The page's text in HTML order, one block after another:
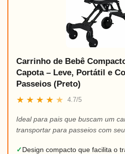
Carrinho de Bebê
Capota – Leve, Portátil e
Passeios (Preto)
★ ★ ★ ★ ★ 4.7/5
Ideal para pais que buscam um
transportar para passeios com
✓ Design compacto que facilita o